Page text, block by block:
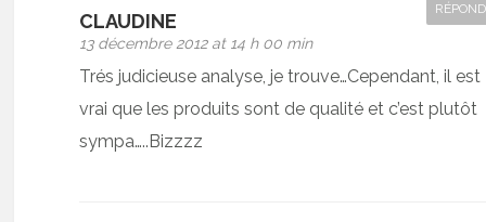
CLAUDINE
13 décembre 2012 at 14 h 00 min
Trés judicieuse analyse, je trouve…Cependant, il est
vrai que les produits sont de qualité et c’est plutôt
sympa…..Bizzzz